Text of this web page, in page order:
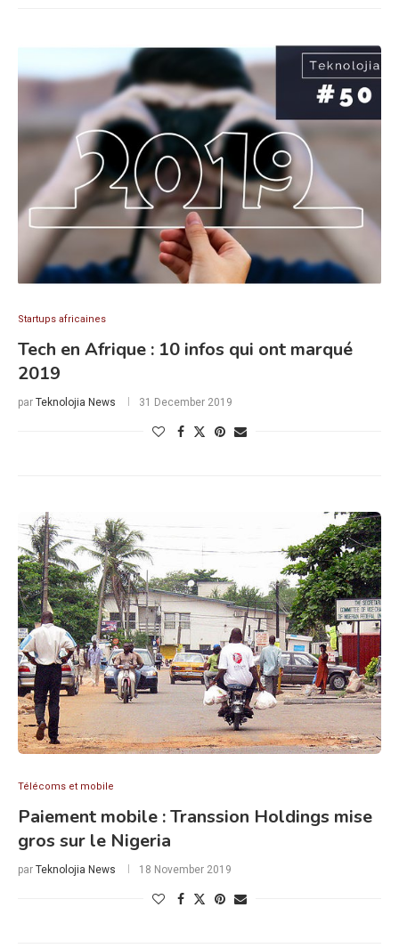
Startups africaines
Tech en Afrique : 10 infos qui ont marqué
2019
par Teknolojia News 31 December 2019
Télécoms et mobile
Paiement mobile : Transsion Holdings mise
gros sur le Nigeria
par Teknolojia News 18 November 2019